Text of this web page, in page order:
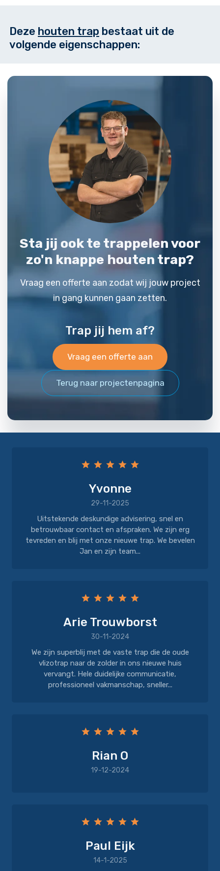
Deze houten trap bestaat uit de
volgende eigenschappen:
Sta jij ook te trappelen voor
zo'n knappe houten trap?
Vraag een offerte aan zodat wij jouw project
in gang kunnen gaan zetten.
Trap jij hem af?
Vraag een offerte aan
Terug naar projectenpagina
Yvonne
29-11-2025
Uitstekende deskundige advisering, snel en
betrouwbaar contact en afspraken. We zijn erg
tevreden en blij met onze nieuwe trap. We bevelen
Jan en zijn team...
Arie Trouwborst
30-11-2024
We zijn superblij met de vaste trap die de oude
vlizotrap naar de zolder in ons nieuwe huis
vervangt. Hele duidelijke communicatie,
professioneel vakmanschap, sneller...
Rian O
19-12-2024
Paul Eijk
14-1-2025